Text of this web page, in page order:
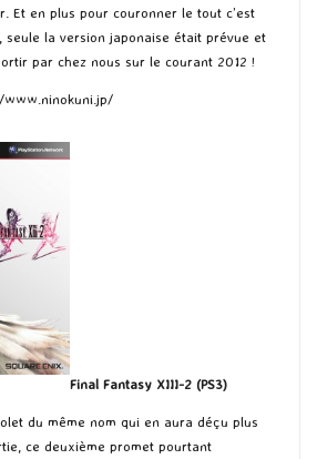
Et en plus pour couronner le tout c’est
seule la version japonaise était prévue et
par chez nous sur le courant 2012 !
Final Fantasy XIII-2 (PS3)
du même nom qui en aura déçu plus
ce deuxième promet pourtant